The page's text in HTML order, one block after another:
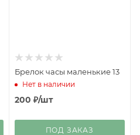
Брелок часы маленькие 13
Нет в наличии
200 ₽/шт
ПОД ЗАКАЗ